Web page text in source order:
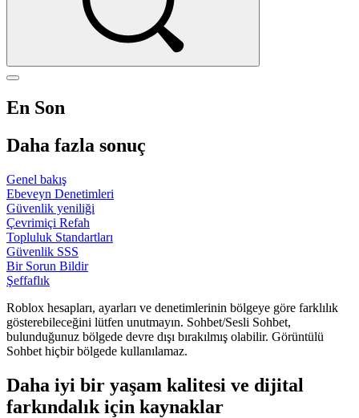
En Son
Daha fazla sonuç
Genel bakış
Ebeveyn Denetimleri
Güvenlik yeniliği
Çevrimiçi Refah
Topluluk Standartları
Güvenlik SSS
Bir Sorun Bildir
Şeffaflık
Roblox hesapları, ayarları ve denetimlerinin bölgeye göre farklılık
gösterebileceğini lütfen unutmayın. Sohbet/Sesli Sohbet,
bulunduğunuz bölgede devre dışı bırakılmış olabilir. Görüntülü
Sohbet hiçbir bölgede kullanılamaz.
Daha iyi bir yaşam kalitesi ve dijital
farkındalık için kaynaklar